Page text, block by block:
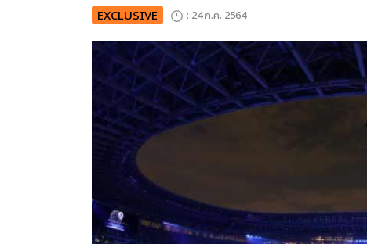
EXCLUSIVE : 24 ก.ค. 2564